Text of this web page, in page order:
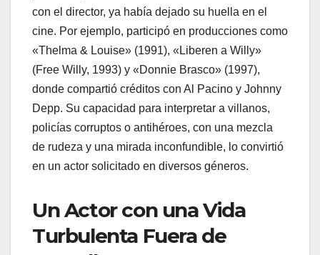
con el director, ya había dejado su huella en el
cine. Por ejemplo, participó en producciones como
«Thelma & Louise» (1991), «Liberen a Willy»
(Free Willy, 1993) y «Donnie Brasco» (1997),
donde compartió créditos con Al Pacino y Johnny
Depp. Su capacidad para interpretar a villanos,
policías corruptos o antihéroes, con una mezcla
de rudeza y una mirada inconfundible, lo convirtió
en un actor solicitado en diversos géneros.
Un Actor con una Vida
Turbulenta Fuera de